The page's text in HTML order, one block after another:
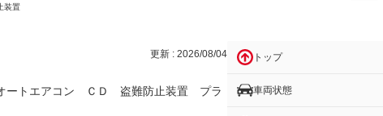
装置
更新 : 2026/08/04
ートエアコン ＣＤ 盗難防止装置 プラ
トップ
車両状態